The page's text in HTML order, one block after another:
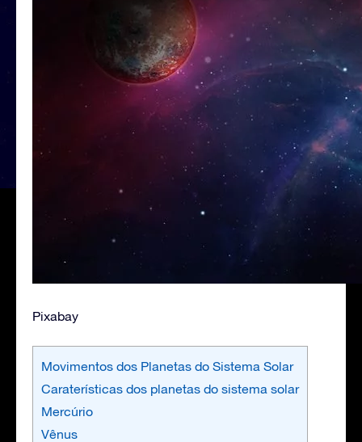
Pixabay
Movimentos dos Planetas do Sistema Solar
Caraterísticas dos planetas do sistema solar
Mercúrio
Vênus